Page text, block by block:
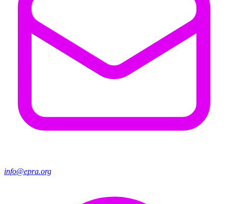
info@epra.org